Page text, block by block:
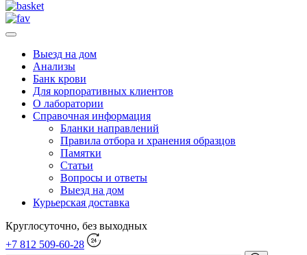
Выезд на дом
Анализы
Банк крови
Для корпоративных клиентов
О лаборатории
Справочная информация
Бланки направлений
Правила отбора и хранения образцов
Памятки
Статьи
Вопросы и ответы
Выезд на дом
Курьерская доставка
Круглосуточно, без выходных
+7 812 509-60-28